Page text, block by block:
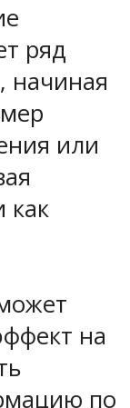
ряд
начиная
или
как
на
по